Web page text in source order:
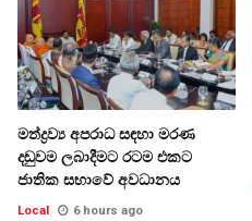
මත්ද්‍රව්‍ය අපරාධ සඳහා මරණ
දඬුවම ලබාදීමට රටම එකට
ජාතික සභාවේ අවධානය
Local 6 hours ago